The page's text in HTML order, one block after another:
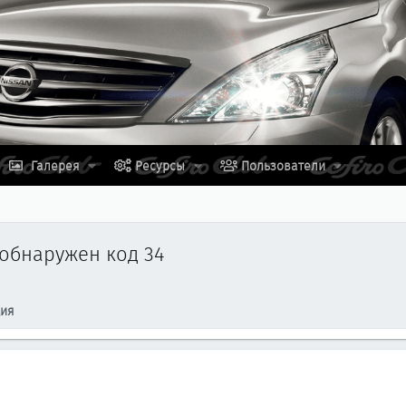
Галерея Ресурсы Пользователи
код 34